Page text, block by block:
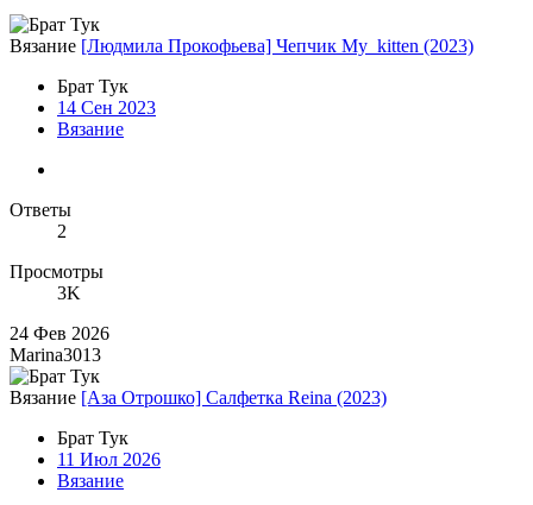
Вязание [Людмила Прокофьева] Чепчик My_kitten (2023)
Брат Тук
14 Сен 2023
Вязание
Ответы
2
Просмотры
3K
24 Фев 2026
Marina3013
Вязание [Аза Отрошко] Салфетка Reina (2023)
Брат Тук
11 Июл 2026
Вязание